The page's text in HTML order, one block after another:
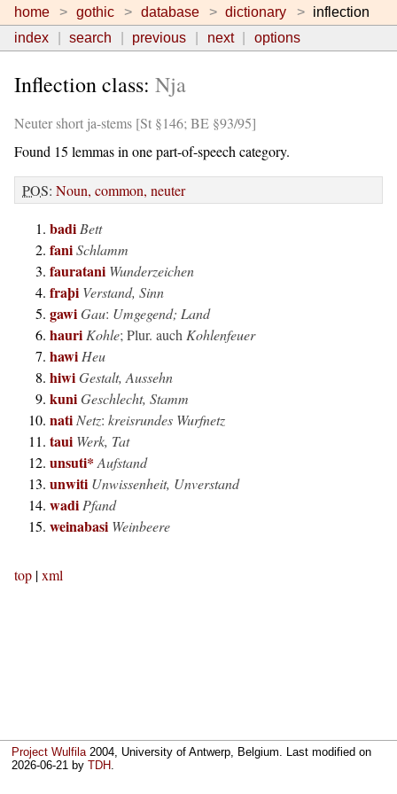
home gothic database dictionary
inflection
index
search previous next options
Inflection class: Nja
Neuter short ja-stems [St §146; BE §93/95]
Found 15 lemmas in one part-of-speech category.
POS: Noun, common, neuter
badi Bett
faniSchlamm
fauratani Wunderzeichen
fraþi Verstand, Sinn
gawiGau: Umgegend; Land
hauri Kohle; Plur. auch Kohlenfeuer
hawi Heu
hiwiGestalt, Aussehn
kuniGeschlecht, Stamm
nati Netz: kreisrundes Wurfnetz
taui Werk, Tat
unsuti* Aufstand
unwiti Unwissenheit, Unverstand
wadi Pfand
weinabasi Weinbeere
top |xml
Project Wulfila2004, University of Antwerp, Belgium. Last modified on
2026-06-21 byTDH.